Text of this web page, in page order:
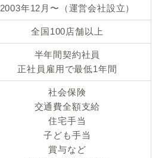
2003年12月〜（運営会社設立）
全国100店舗以上
半年間契約社員
正社員雇用で最低1年間
社会保険
交通費全額支給
住宅手当
子ども手当
賞与など